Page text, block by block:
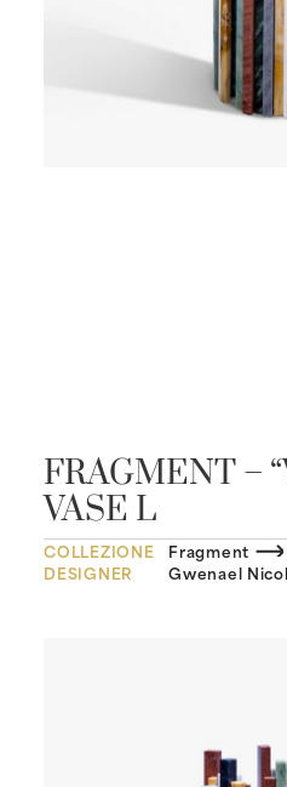
FRAGMENT –
VASE L
COLLEZIONE
Fragment
DESIGNER
Gwenael